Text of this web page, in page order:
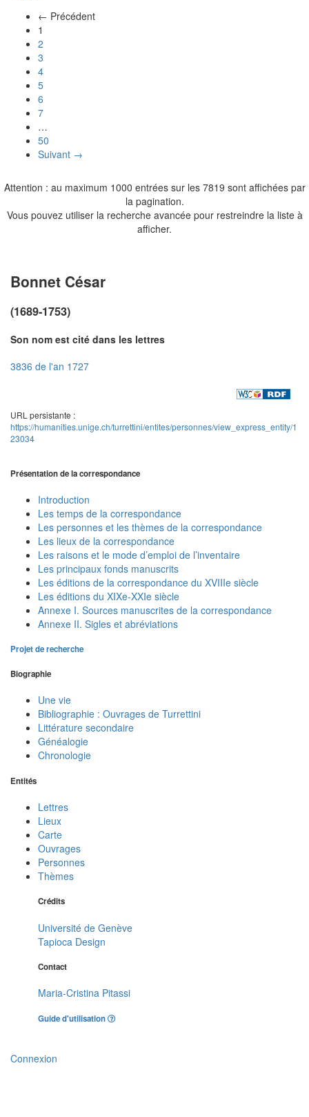
← Précédent
1
2
3
4
5
6
7
…
50
Suivant →
Attention : au maximum 1000 entrées sur les 7819 sont affichées par
la pagination.
Vous pouvez utiliser la recherche avancée pour restreindre la liste à
afficher.
Bonnet César
(1689-1753)
Son nom est cité dans les lettres
3836 de l'an 1727
URL persistante :
https://humanities.unige.ch/turrettini/entites/personnes/view_express_entity/1
23034
Présentation de la correspondance
Introduction
Les temps de la correspondance
Les personnes et les thèmes de la correspondance
Les lieux de la correspondance
Les raisons et le mode d’emploi de l’inventaire
Les principaux fonds manuscrits
Les éditions de la correspondance du XVIIIe siècle
Les éditions du XIXe-XXIe siècle
Annexe I. Sources manuscrites de la correspondance
Annexe II. Sigles et abréviations
Projet de recherche
Biographie
Une vie
Bibliographie : Ouvrages de Turrettini
Littérature secondaire
Généalogie
Chronologie
Entités
Lettres
Lieux
Carte
Ouvrages
Personnes
Thèmes
Crédits
Université de Genève
Tapioca Design
Contact
Maria-Cristina Pitassi
Guide d'utilisation
Connexion